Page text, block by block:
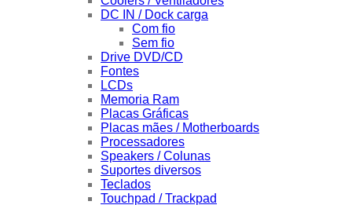
DC IN / Dock carga
Com fio
Sem fio
Drive DVD/CD
Fontes
LCDs
Memoria Ram
Placas Gráficas
Placas mães / Motherboards
Processadores
Speakers / Colunas
Suportes diversos
Teclados
Touchpad / Trackpad